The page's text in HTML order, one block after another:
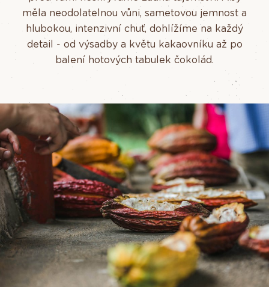
měla neodolatelnou vůni, sametovou jemnost a
hlubokou, intenzivní chuť, dohlížíme na každý
detail - od výsadby a květu kakaovníku až po
balení hotových tabulek čokolád.